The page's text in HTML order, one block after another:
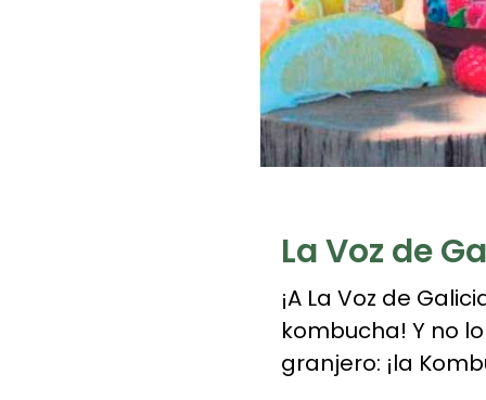
La Voz de
¡A La Voz de
kombucha! Y no
granjero: ¡la